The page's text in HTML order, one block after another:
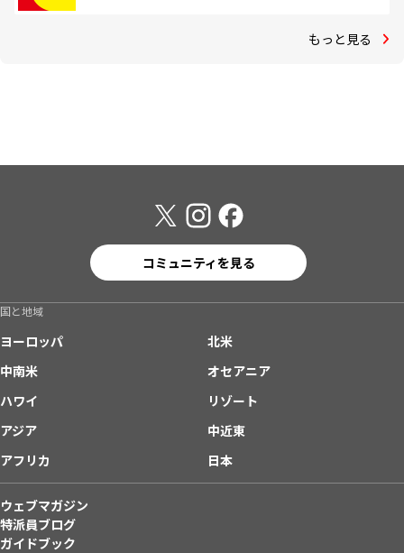
もっと見る
コミュニティを見る
国と地域
ヨーロッパ
北米
中南米
オセアニア
ハワイ
リゾート
アジア
中近東
アフリカ
日本
ウェブマガジン
特派員ブログ
ガイドブック